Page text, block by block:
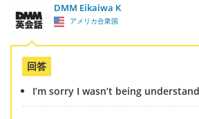
DMM Eikaiwa K
アメリカ合衆国
回答
I’m sorry I wasn’t being